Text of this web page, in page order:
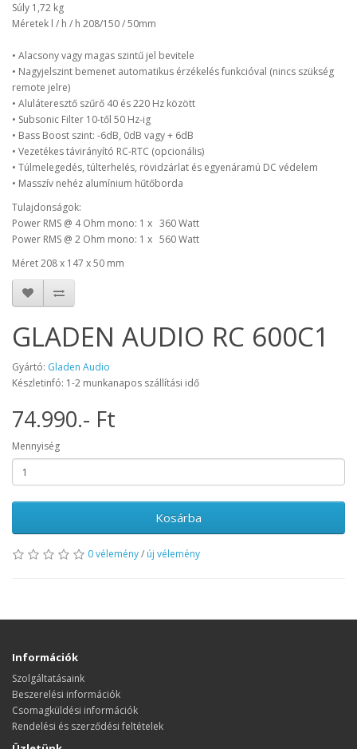
Súly 1,72 kg
Méretek l / h / h 208/150 / 50mm
• Alacsony vagy magas szintű jel bevitele
• Nagyjelszint bemenet automatikus érzékelés funkcióval (nincs szükség
remote jelre)
• Aluláteresztő szűrő 40 és 220 Hz között
• Subsonic Filter 10-től 50 Hz-ig
• Bass Boost szint: -6dB, 0dB vagy + 6dB
• Vezetékes távirányító RC-RTC (opcionális)
• Túlmelegedés, túlterhelés, rövidzárlat és egyenáramú DC védelem
• Masszív nehéz alumínium hűtőborda
Tulajdonságok:
Power RMS @ 4 Ohm mono: 1 x 360Watt
Power RMS @ 2 Ohm mono: 1 x 560Watt
Méret208 x 147 x 50 mm
GLADEN AUDIO RC 600C1
Gyártó: Gladen Audio
Készletinfó: 1-2 munkanapos szállítási idő
74.990.- Ft
Mennyiség
Kosárba
0 vélemény/ új vélemény
Információk
Szolgáltatásaink
Beszerelési információk
Csomagküldési információk
Rendelési és szerződési feltételek